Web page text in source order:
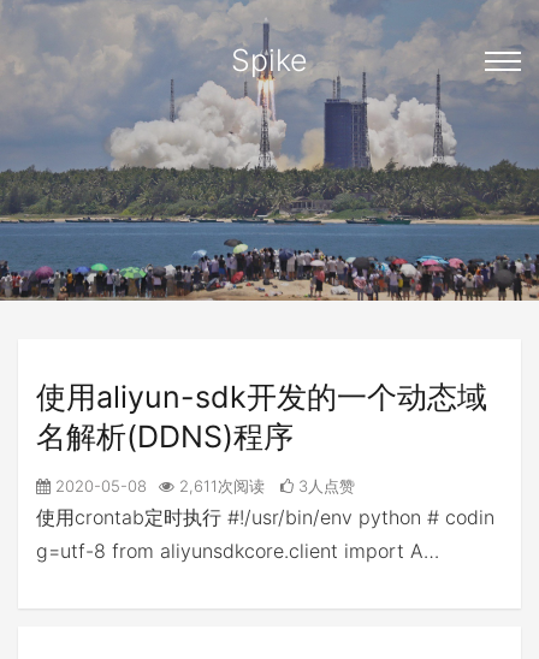
Spike
使用aliyun-sdk开发的一个动态域
名解析(DDNS)程序
2020-05-08 2,611次阅读 3人点赞
使用crontab定时执行 #!/usr/bin/env python # codin
g=utf-8 from aliyunsdkcore.client import A…